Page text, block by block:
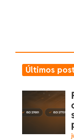
Últimos